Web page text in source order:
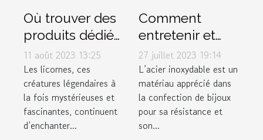
Où trouver des
produits dédiés
aux licornes ?
11 août 2023 13:25
Les licornes, ces
créatures légendaires à
la fois mystérieuses et
fascinantes, continuent
d’enchanter...
Comment
entretenir et
conserver vos
bijoux en acier
inoxydable
27 juillet 2023 19:14
L’acier inoxydable est un
matériau apprécié dans
la confection de bijoux
pour sa résistance et
son...